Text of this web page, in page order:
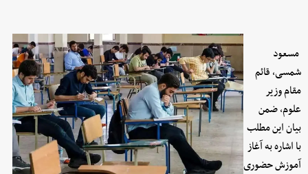
مسعود
شمسی، قائم
مقام وزیر
علوم، ضمن
بیان این مطلب
با اشاره به آغاز
آموزش حضوری